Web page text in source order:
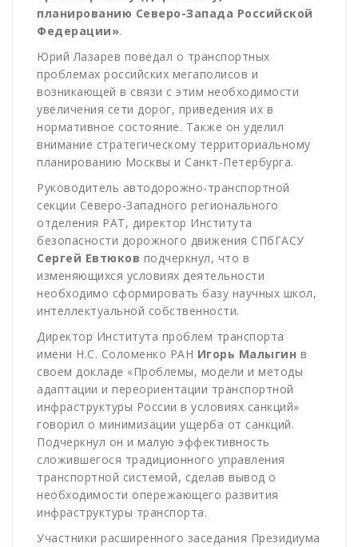
планированию Северо-Запада Российской
Федерации».
Юрий Лазарев поведал о транспортных
проблемах российских мегаполисов и
возникающей в связи с этим необходимости
увеличения сети дорог, приведения их в
нормативное состояние. Также он уделил
внимание стратегическому территориальному
планированию Москвы и Санкт-Петербурга.
Руководитель автодорожно-транспортной
секции Северо-Западного регионального
отделения РАТ, директор Института
безопасности дорожного движения СПбГАСУ
Сергей Евтюков подчеркнул, что в
изменяющихся условиях деятельности
необходимо сформировать базу научных школ,
интеллектуальной собственности.
Директор Института проблем транспорта
имени Н.С. Соломенко РАН Игорь Малыгин в
своем докладе «Проблемы, модели и методы
адаптации и переориентации транспортной
инфраструктуры России в условиях санкций»
говорил о минимизации ущерба от санкций.
Подчеркнул он и малую эффективность
сложившегося традиционного управления
транспортной системой, сделав вывод о
необходимости опережающего развития
инфраструктуры транспорта.
Участники расширенного заседания Президиума